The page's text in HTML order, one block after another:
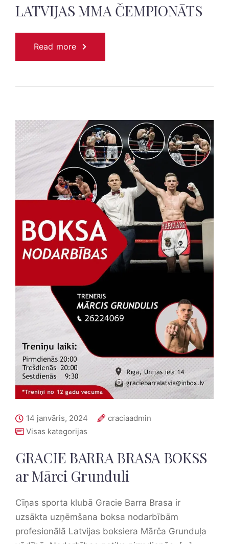
LATVIJAS MMA ČEMPIONĀTS
Read more
14 janvāris, 2024
craciaadmin
Visas kategorijas
GRACIE BARRA BRASA BOKSS
ar Mārci Grunduli
Cīņas sporta klubā Gracie Barra Brasa ir
uzsākta uzņēmšana boksa nodarbībām
profesionālā Latvijas boksiera Mārča Grunduļa